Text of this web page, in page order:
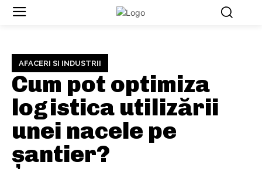
AFACERI SI INDUSTRII
Cum pot optimiza
logistica utilizării
unei nacele pe
șantier?